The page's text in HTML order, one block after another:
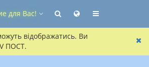
відображатись. Ви
ПОСТ.
для Вас!